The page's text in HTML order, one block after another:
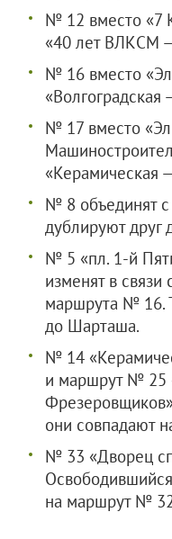
№ 12 вместо «7
«40 лет ВЛКСМ
№ 16 вместо
№ 17 вместо
«Керамическая
№ 8 объединят
дублируют друг
№ 5 «пл. 1-й
изменят в связи
маршрута № 16.
до Шарташа.
№ 14
и маршрут № 25
они совпадают
№ 33 «Дворец
на маршрут №